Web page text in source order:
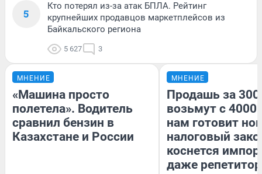
5
Кто потерял из-за атак БПЛА. Рейтинг
крупнейших продавцов маркетплейсов из
Байкальского региона
5 627 3
МНЕНИЕ
«Машина просто
полетела». Водитель
сравнил бензин в
Казахстане и России
МНЕНИЕ
Продашь за
возьмут с
нам готовит
налоговый
коснется
даже